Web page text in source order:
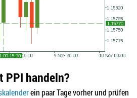
PPI handeln?
ein paar Tage vorher und prüfen